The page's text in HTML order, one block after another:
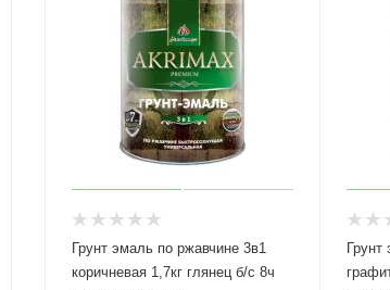
Грунт эмаль по ржавчине 3в1
коричневая 1,7кг глянец б/с 8ч